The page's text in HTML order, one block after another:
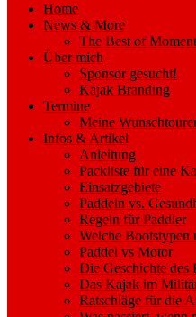
Home
News & More
The Best of
Über mich
Sponsor gesucht!
Kajak Branding
Termine
Meine
Infos & Artikel
Anleitung
Packliste für eine
Einsatzgebiete
Paddeln vs.
Regeln für Paddler
Welche Bootstypen
Paddel vs Motor
Die Geschichte des
Das Kajak im
Ratschläge für die